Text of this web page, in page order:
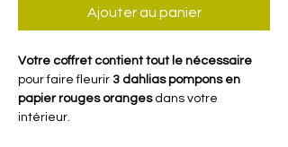
Ajouter au panier
Votre coffret contient tout le nécessaire
pour faire fleurir 3 dahlias pompons en
papier rouges orangesdans votre
intérieur.